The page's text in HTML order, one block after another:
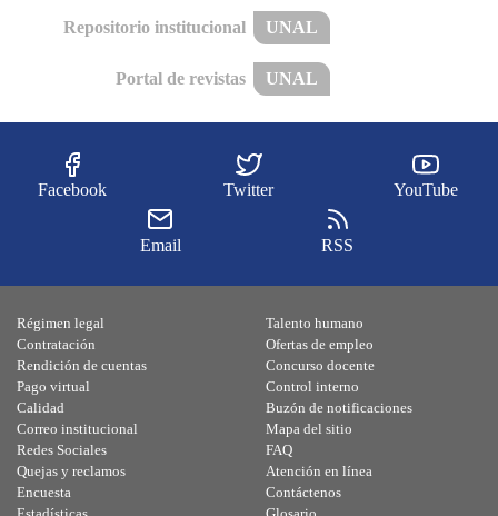
Repositorio institucional UNAL
Portal de revistas UNAL
Facebook Twitter YouTube
Email RSS
Régimen legal
Contratación
Rendición de cuentas
Pago virtual
Calidad
Talento humano
Ofertas de empleo
Concurso docente
Control interno
Buzón de notificaciones
Correo institucional
Redes Sociales
Quejas y reclamos
Encuesta
Mapa del sitio
FAQ
Atención en línea
Contáctenos